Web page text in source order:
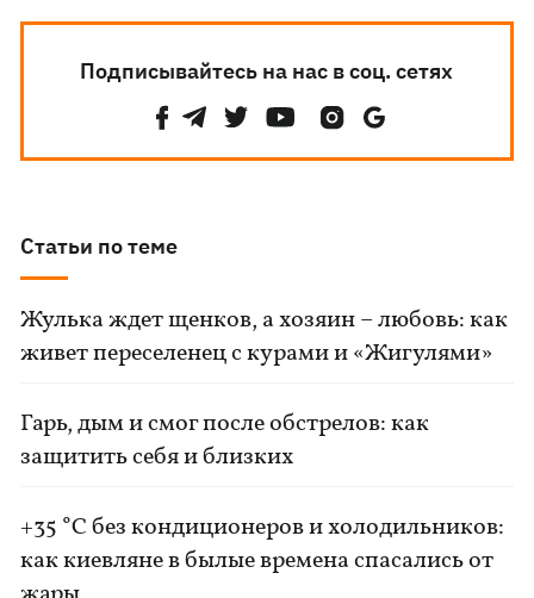
Подписывайтесь на нас в соц. сетях
Статьи по теме
Жулька ждет щенков, а хозяин – любовь: как
живет переселенец с курами и «Жигулями»
Гарь, дым и смог после обстрелов: как
защитить себя и близких
+35 °C без кондиционеров и холодильников:
как киевляне в былые времена спасались от